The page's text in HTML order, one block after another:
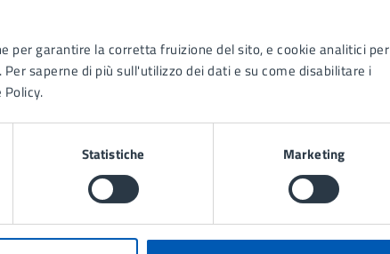
per garantire la corretta fruizione del sito, e cookie analitici per
saperne di più sull'utilizzo dei dati e su come disabilitare i
Statistiche Marketing